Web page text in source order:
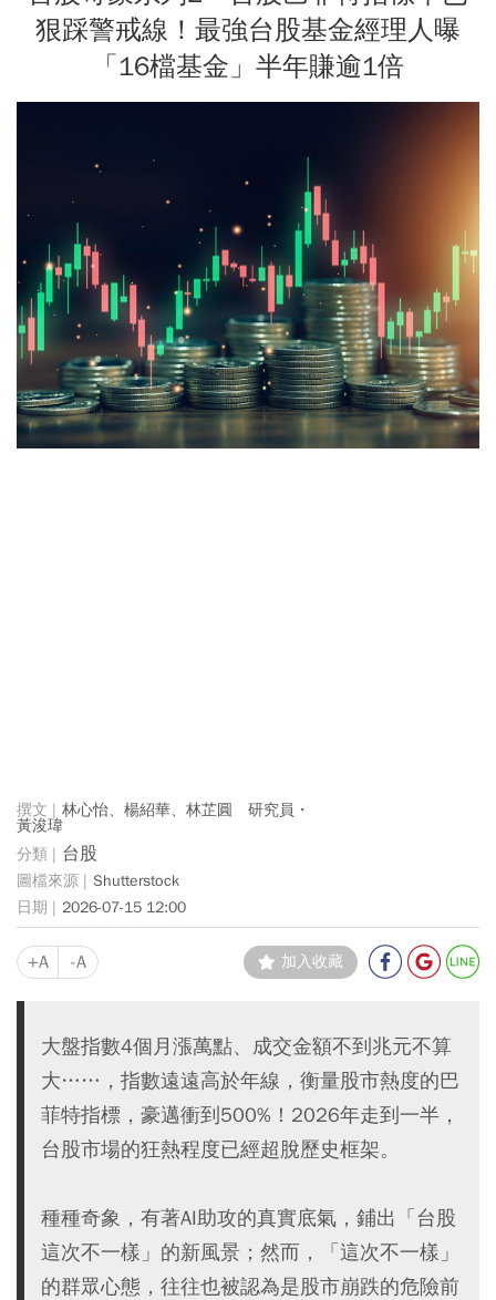
狠踩警戒線！最強台股基金經理人曝
「16檔基金」半年賺逾1倍
林心怡、楊紹華、林芷圓 研究員・
黃浚瑋
台股
Shutterstock
2026-07-15 12:00
+A -A 加入收藏
大盤指數4個月漲萬點、成交金額不到兆元不算
大……，指數遠遠高於年線，衡量股市熱度的巴
菲特指標，豪邁衝到500%！2026年走到一半，
台股市場的狂熱程度已經超脫歷史框架。
種種奇象，有著AI助攻的真實底氣，鋪出「台股
這次不一樣」的新風景；然而，「這次不一樣」
的群眾心態，往往也被認為是股市崩跌的危險前